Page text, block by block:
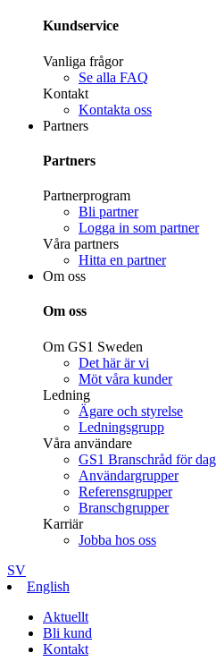
Kundservice
Vanliga frågor
Se alla FAQ
Kontakt
Kontakta oss
Partners
Partners
Partnerprogram
Bli partner
Logga in som partner
Våra partners
Hitta en partner
Om oss
Om oss
Om GS1 Sweden
Det här är vi
Möt våra kunder
Ledning
Ägare och styrelse
Ledningsgrupp
Våra användare
GS1 Branschråd för
Användargrupper
Referensgrupper
Branschgrupper
Karriär
Jobba hos oss
SV
English
Aktuellt
Bli kund
Kontakt